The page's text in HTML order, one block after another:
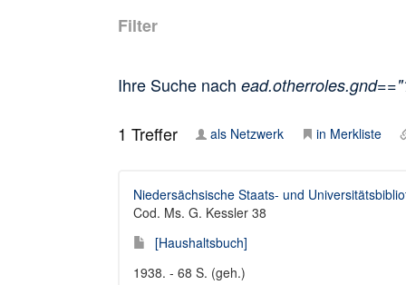
Filter
Ihre Suche nach
1 Treffer als Netzwerk in Merkliste
Niedersächsische Staats- und
Cod. Ms. G. Kessler 38
[Haushaltsbuch]
1938. - 68 S. (geh.)